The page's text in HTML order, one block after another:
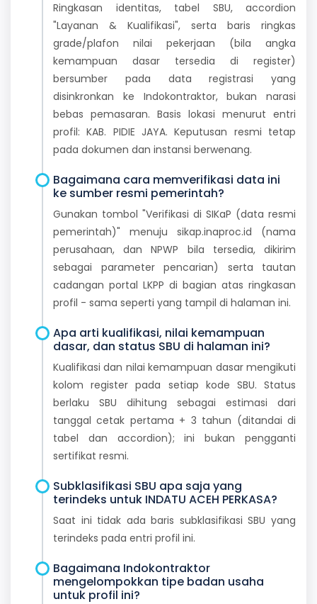
Ringkasan identitas, tabel SBU, accordion
"Layanan & Kualifikasi", serta baris ringkas
grade/plafon nilai pekerjaan (bila angka
kemampuan dasar tersedia di register)
bersumber pada data registrasi yang
disinkronkan ke Indokontraktor, bukan narasi
bebas pemasaran. Basis lokasi menurut entri
profil: KAB. PIDIE JAYA. Keputusan resmi tetap
pada dokumen dan instansi berwenang.
Bagaimana cara memverifikasi data ini
ke sumber resmi pemerintah?
Gunakan tombol "Verifikasi di SIKaP (data resmi
pemerintah)" menuju sikap.inaproc.id (nama
perusahaan, dan NPWP bila tersedia, dikirim
sebagai parameter pencarian) serta tautan
cadangan portal LKPP di bagian atas ringkasan
profil - sama seperti yang tampil di halaman ini.
Apa arti kualifikasi, nilai kemampuan
dasar, dan status SBU di halaman ini?
Kualifikasi dan nilai kemampuan dasar mengikuti
kolom register pada setiap kode SBU. Status
berlaku SBU dihitung sebagai estimasi dari
tanggal cetak pertama + 3 tahun (ditandai di
tabel dan accordion); ini bukan pengganti
sertifikat resmi.
Subklasifikasi SBU apa saja yang
terindeks untuk INDATU ACEH PERKASA?
Saat ini tidak ada baris subklasifikasi SBU yang
terindeks pada entri profil ini.
Bagaimana Indokontraktor
mengelompokkan tipe badan usaha
untuk profil ini?